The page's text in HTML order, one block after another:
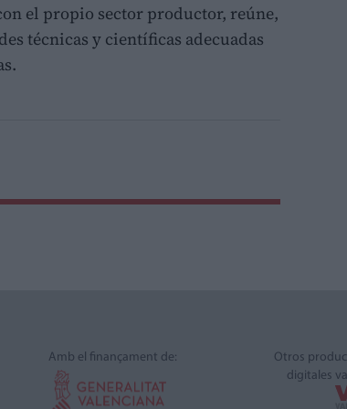
el propio sector productor, reúne,
técnicas y científicas adecuadas
Amb el finançament de:
Otros
digitales